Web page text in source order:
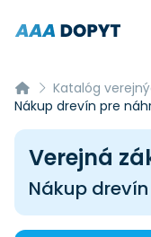
Katalóg
Nákup drevín pre
Verejná
Nákup